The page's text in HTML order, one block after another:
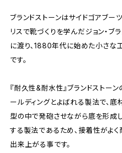
ブランドストーンはサイドゴアブー
リスで靴づくりを学んだジョン・ブ
に渡り、1880年代に始めた小さな
です。
『耐久性&耐水性』ブランドストー
ールディングとよばれる製法で、底
型の中で発砲させながら底を形成
する製法であるため、接着性がよ
出来上がる事です。